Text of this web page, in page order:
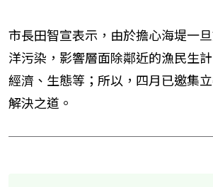
市長田智宣表示，由於擔心海堤一
洋污染，影響層面除鄰近的漁民生
經濟、生態等；所以，四月已邀集
解決之道。